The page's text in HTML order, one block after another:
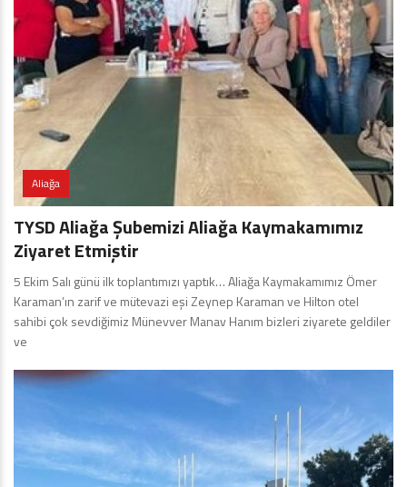
Aliağa
TYSD Aliağa Şubemizi Aliağa Kaymakamımız
Ziyaret Etmiştir
5 Ekim Salı günü ilk toplantımızı yaptık… Aliağa Kaymakamımız Ömer
Karaman’ın zarif ve mütevazi eşi Zeynep Karaman ve Hilton otel
sahibi çok sevdiğimiz Münevver Manav Hanım bizleri ziyarete geldiler
ve